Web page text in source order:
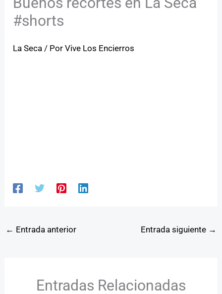
#shorts
La Seca / PorVive Los Encierros
← Entrada anterior Entrada siguiente →
Entradas Relacionadas